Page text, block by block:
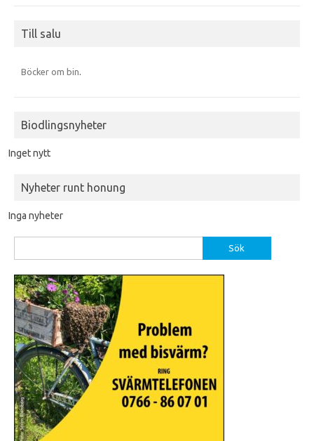
Till salu
Böcker om bin.
Biodlingsnyheter
Inget nytt
Nyheter runt honung
Inga nyheter
efter: